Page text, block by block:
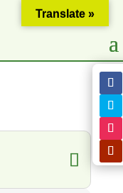
Translate »